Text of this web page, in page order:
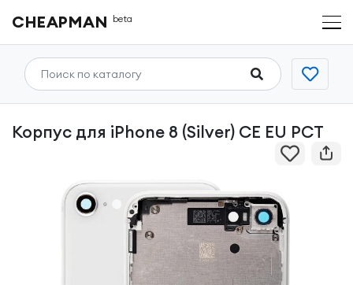
CHEAPMAN beta
Корпус для iPhone 8 (Silver) CE EU РСТ